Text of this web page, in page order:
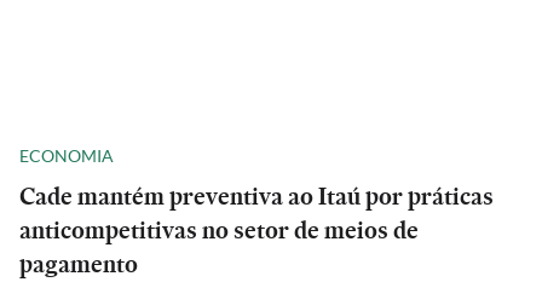
ECONOMIA
Cade mantém preventiva ao Itaú por práticas
anticompetitivas no setor de meios de
pagamento